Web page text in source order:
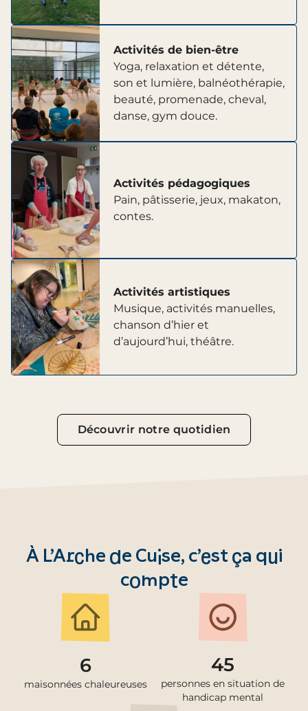
Activités de bien-être
Yoga, relaxation et détente,
son et lumière, balnéothérapie,
beauté, promenade, cheval,
danse, gym douce.
Activités pédagogiques
Pain, pâtisserie, jeux, makaton,
contes.
Activités artistiques
Musique, activités manuelles,
chanson d’hier et
d’aujourd’hui, théâtre.
Découvrir notre quotidien
À L’Arche de Cuise, c’est ça qui
compte
6
maisonnées chaleureuses
45
personnes en situation de
handicap mental